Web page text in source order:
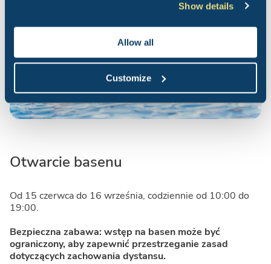
Show details
Allow all
Customize
Otwarcie basenu
Od 15 czerwca do 16 września, codziennie od 10:00 do
19:00.
Bezpieczna zabawa: wstęp na basen może być
ograniczony, aby zapewnić przestrzeganie zasad
dotyczących zachowania dystansu.